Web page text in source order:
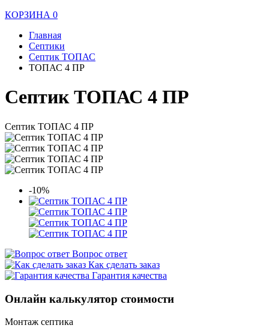
КОРЗИНА 0
Главная
Септики
Септик ТОПАС
ТОПАС 4 ПР
Септик ТОПАС 4 ПР
Септик ТОПАС 4 ПР
-10%
Вопрос ответ
Как сделать заказ
Гарантия качества
Онлайн калькулятор стоимости
Монтаж септика